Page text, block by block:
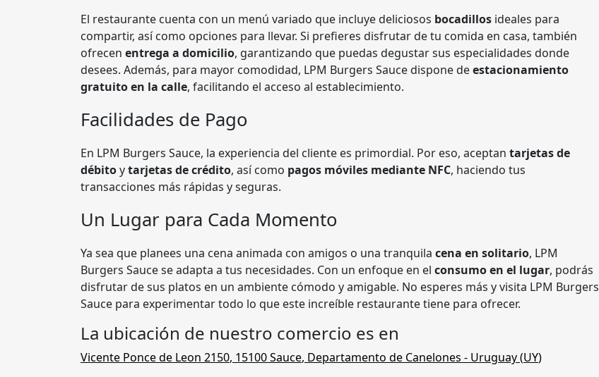
El restaurante cuenta con un menú variado que incluye deliciosos bocadillos ideales para
compartir, así como opciones para llevar. Si prefieres disfrutar de tu comida en casa, también
ofrecen entrega a domicilio, garantizando que puedas degustar sus especialidades donde
desees. Además, para mayor comodidad, LPM Burgers Sauce dispone deestacionamiento
gratuito en la calle, facilitando el acceso al establecimiento.
Facilidades de Pago
En LPM Burgers Sauce, la experiencia del cliente es primordial. Por eso, aceptan tarjetas de
débitoytarjetas de crédito, así como pagos móviles mediante NFC, haciendo tus
transacciones más rápidas y seguras.
Un Lugar para Cada Momento
Ya sea que planees una cena animada con amigos o una tranquila cena en solitario, LPM
Burgers Sauce se adapta a tus necesidades. Con un enfoque en el consumo en el lugar, podrás
disfrutar de sus platos en un ambiente cómodo y amigable. No esperes más y visita LPM Burgers
Sauce para experimentar todo lo que este increíble restaurante tiene para ofrecer.
La ubicación de nuestro comercio es en
Vicente Ponce de Leon 2150, 15100 Sauce, Departamento de Canelones - Uruguay (UY)